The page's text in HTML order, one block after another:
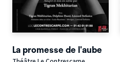
La promesse de l'aube